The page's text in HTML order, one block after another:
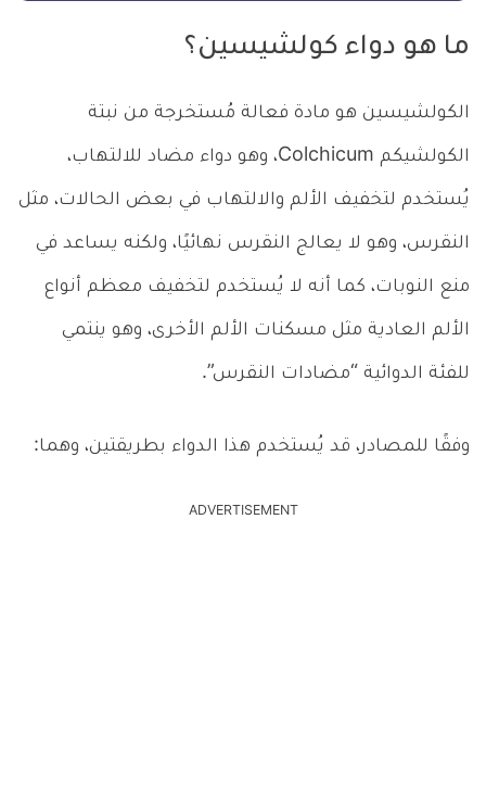
ما هو دواء كولشيسين؟
الكولشيسين هو مادة فعالة مُستخرجة من نبتة
الكولشيكم Colchicum، وهو دواء مضاد للالتهاب،
يُستخدم لتخفيف الألم والالتهاب في بعض الحالات، مثل
النقرس، وهو لا يعالج النقرس نهائيًا، ولكنه يساعد في
منع النوبات، كما أنه لا يُستخدم لتخفيف معظم أنواع
الألم العادية مثل مسكنات الألم الأخرى، وهو ينتمي
للفئة الدوائية “مضادات النقرس”.
وفقًا للمصادر، قد يُستخدم هذا الدواء بطريقتين، وهما:
ADVERTISEMENT